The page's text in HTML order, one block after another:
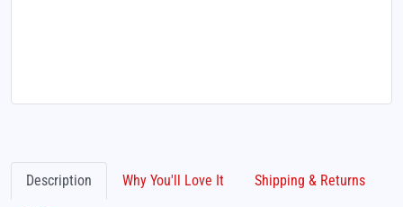
Description Why You'll Love It Shipping & Returns